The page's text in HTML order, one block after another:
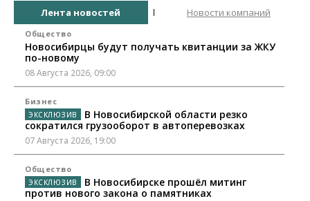
Лента новостей Новости компаний
Общество
Новосибирцы будут получать квитанции за ЖКУ
по-новому
08 Августа 2026, 09:00
Бизнес
В Новосибирской области резко
сократился грузооборот в автоперевозках
07 Августа 2026, 19:00
Общество
В Новосибирске прошёл митинг
против нового закона о памятниках